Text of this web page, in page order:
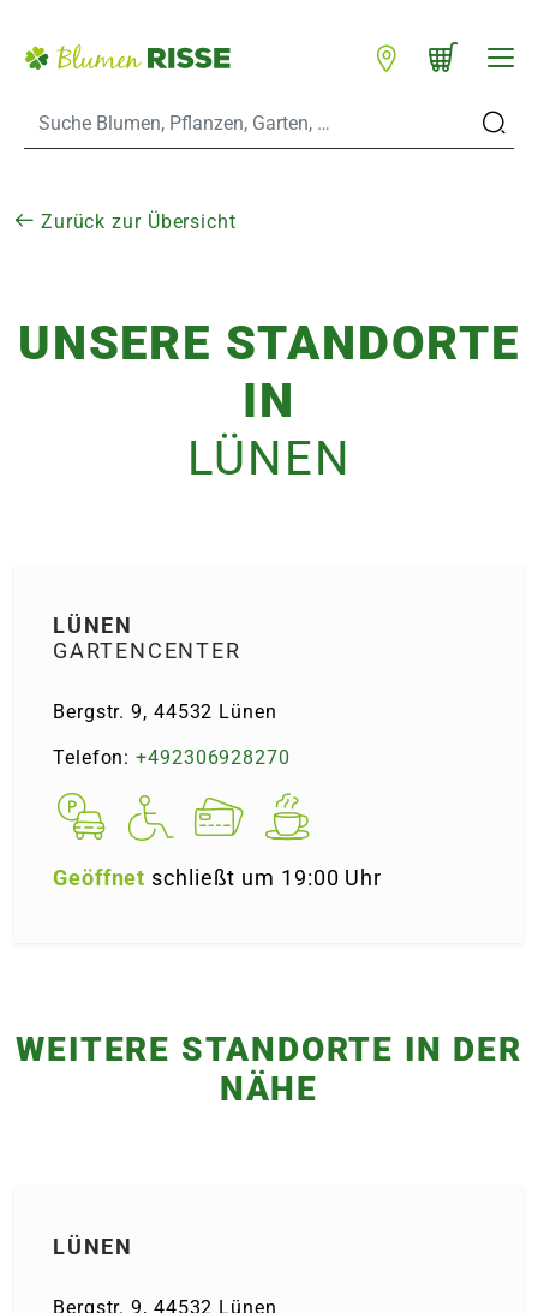
Standorte
Warenkorb schließen
WARENKORB
Zurück zur Übersicht
UNSERE STANDORTE
IN
LÜNEN
LÜNEN
GARTENCENTER
Bergstr. 9, 44532 Lünen
Telefon:+492306928270
Geöffnet schließt um 19:00 Uhr
WEITERE STANDORTE IN DER
NÄHE
LÜNEN
Bergstr. 9, 44532 Lünen